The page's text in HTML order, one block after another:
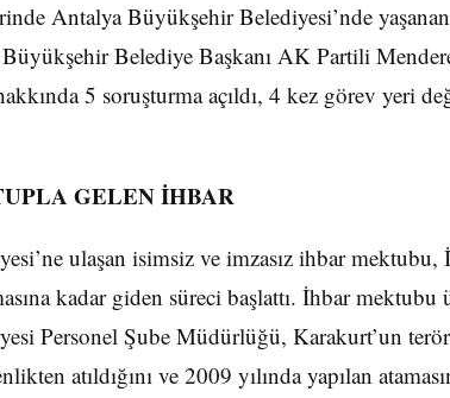
Antalya Büyükşehir Belediyesi’nde
Büyükşehir Belediye Başkanı AK Partili
5 soruşturma açıldı, 4 kez görev yeri
GELEN İHBAR
ulaşan isimsiz ve imzasız ihbar mektubu,
kadar giden süreci başlattı. İhbar mektubu
Personel Şube Müdürlüğü, Karakurt’un
atıldığını ve 2009 yılında yapılan